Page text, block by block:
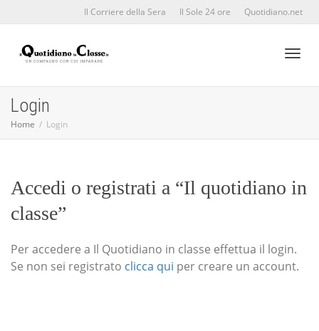
Il Corriere della Sera Il Sole 24 ore Quotidiano.net
Login
Home Login
Accedi o registrati a “Il quotidiano in
classe”
Per accedere a Il Quotidiano in classe effettua il login.
Se non sei registrato clicca qui per creare un account.